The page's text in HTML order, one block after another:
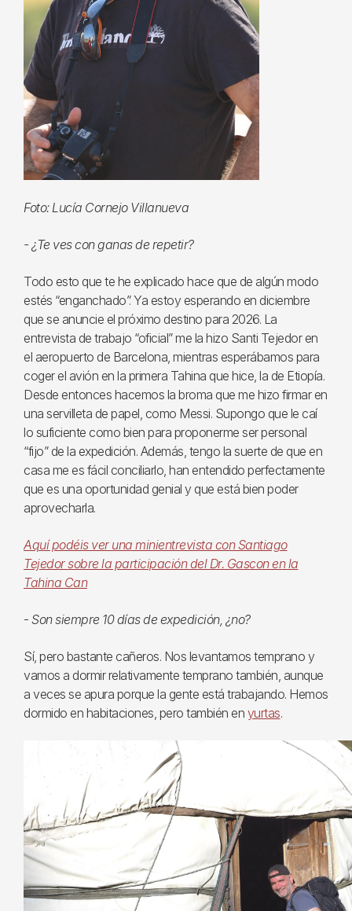
Foto: Lucía Cornejo Villanueva
- ¿Te ves con ganas de repetir?
Todo esto que te he explicado hace que de algún modo
estés “enganchado”. Ya estoy esperando en diciembre
que se anuncie el próximo destino para 2026. La
entrevista de trabajo “oficial” me la hizo Santi Tejedor en
el aeropuerto de Barcelona, mientras esperábamos para
coger el avión en la primera Tahina que hice, la de Etiopía.
Desde entonces hacemos la broma que me hizo firmar en
una servilleta de papel, como Messi. Supongo que le caí
lo suficiente como bien para proponerme ser personal
“fijo” de la expedición. Además, tengo la suerte de que en
casa me es fácil conciliarlo, han entendido perfectamente
que es una oportunidad genial y que está bien poder
aprovecharla.
Aquí podéis ver una minientrevista con Santiago
Tejedor sobre la participación del Dr. Gascon en la
Tahina Can
- Son siempre 10 días de expedición, ¿no?
Sí, pero bastante cañeros. Nos levantamos temprano y
vamos a dormir relativamente temprano también, aunque
a veces se apura porque la gente está trabajando. Hemos
dormido en habitaciones, pero también en yurtas.